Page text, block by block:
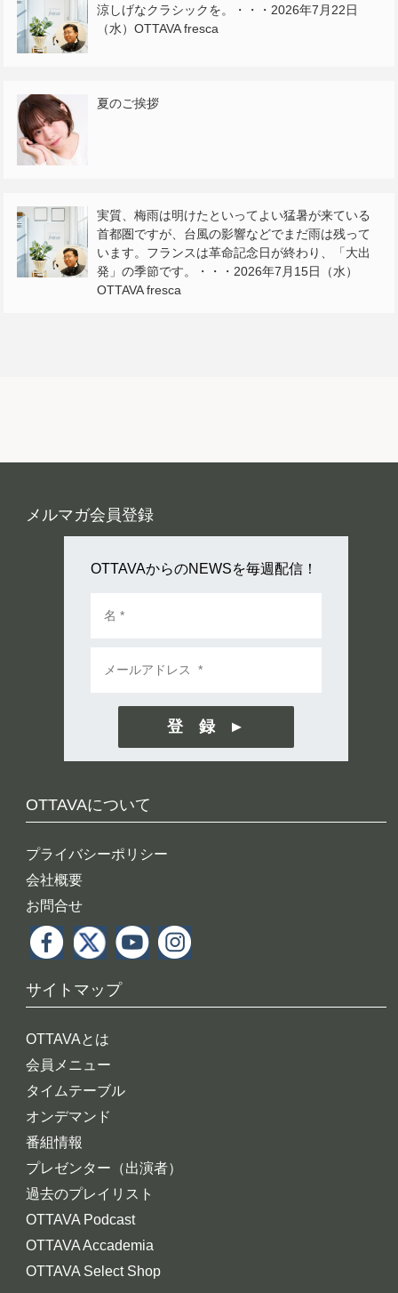
涼しげなクラシックを。・・・2026年7月22日
（水）OTTAVA fresca
夏のご挨拶
実質、梅雨は明けたといってよい猛暑が来ている
首都圏ですが、台風の影響などでまだ雨は残って
います。フランスは革命記念日が終わり、「大出
発」の季節です。・・・2026年7月15日（水）
OTTAVA fresca
OTTAVAについて
プライバシーポリシー
会社概要
お問合せ
サイトマップ
OTTAVAとは
会員メニュー
タイムテーブル
オンデマンド
番組情報
プレゼンター（出演者）
過去のプレイリスト
OTTAVA Podcast
OTTAVA Accademia
OTTAVA Select Shop
メルマガ会員登録
OTTAVAからのNEWSを毎週配信！
登 録